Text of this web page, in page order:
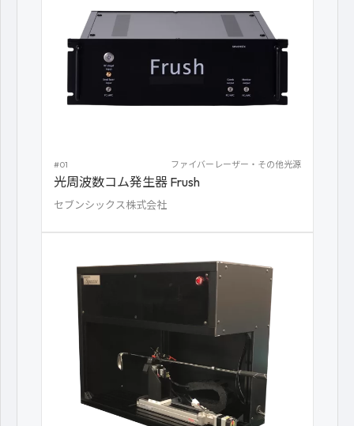
#01 ファイバーレーザー・その他光源
光周波数コム発生器 Frush
セブンシックス株式会社